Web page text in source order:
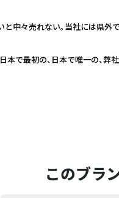
々売れない。当社には県外
本で最初の、日本で唯一の、
このブラ